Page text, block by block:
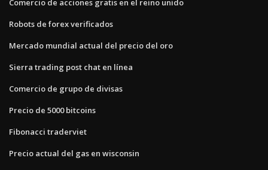
Comercio de acciones gratis en el reino unido
Robots de forex verificados
Mercado mundial actual del precio del oro
Sierra trading post chat en línea
Comercio de grupo de divisas
Precio de 5000 bitcoins
Fibonacci traderviet
Precio actual del gas en wisconsin